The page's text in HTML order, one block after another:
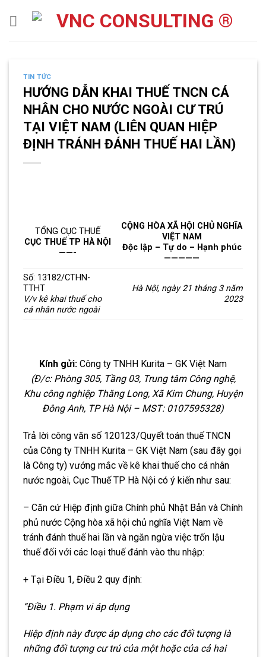
TIN TỨC
HƯỚNG DẪN KHAI THUẾ TNCN CÁ
NHÂN CHO NƯỚC NGOÀI CƯ TRÚ
TẠI VIỆT NAM (LIÊN QUAN HIỆP
ĐỊNH TRÁNH ĐÁNH THUẾ HAI LẦN)
TỔNG CỤC THUẾ
CỤC THUẾ TP HÀ NỘI
——-
CỘNG HÒA XÃ HỘI CHỦ NGHĨA
VIỆT NAM
Độc lập – Tự do – Hạnh phúc
—————
Số: 13182/CTHN-
TTHT
V/v kê khai thuế cho
cá nhân nước ngoài
Hà Nội, ngày 21 tháng 3 năm
2023
Kính gửi: Công ty TNHH Kurita – GK Việt Nam
(Đ/c: Phòng 305, Tầng 03, Trung tâm Công nghệ,
Khu công nghiệp Thăng Long, Xã Kim Chung, Huyện
Đông Anh, TP Hà Nội – MST: 0107595328)
Trả lời công văn số 120123/Quyết toán thuế TNCN
của Công ty TNHH Kurita – GK Việt Nam (sau đây gọi
là Công ty) vướng mắc về kê khai thuế cho cá nhân
nước ngoài, Cục Thuế TP Hà Nội có ý kiến như sau:
– Căn cứ Hiệp định giữa Chính phủ Nhật Bản và Chính
phủ nước Cộng hòa xã hội chủ nghĩa Việt Nam về
tránh đánh thuế hai lần và ngăn ngừa việc trốn lậu
thuế đối với các loại thuế đánh vào thu nhập:
+ Tại Điều 1, Điều 2 quy định:
“Điều 1. Phạm vi áp dụng
Hiệp định này được áp dụng cho các đối tượng là
những đối tượng cư trú của một hoặc của cả hai